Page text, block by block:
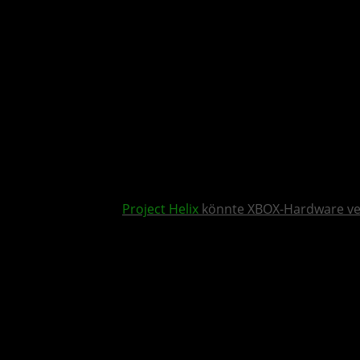
Project Helix könnte XBOX-Hardware